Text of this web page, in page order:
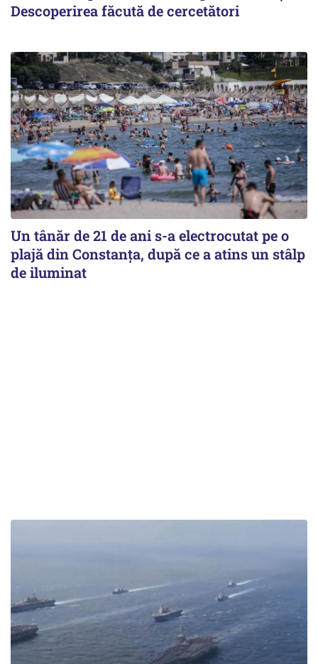
Descoperirea făcută de cercetători
Un tânăr de 21 de ani s-a electrocutat pe o
plajă din Constanța, după ce a atins un stâlp
de iluminat